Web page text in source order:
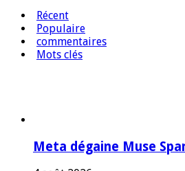
Récent
Populaire
commentaires
Mots clés
Meta dégaine Muse